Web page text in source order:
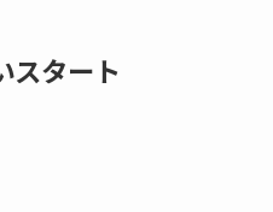
スタート